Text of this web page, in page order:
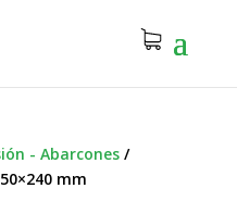
- Abarcones/
mm